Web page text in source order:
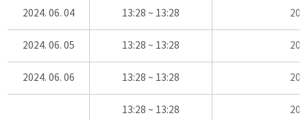
2024. 06. 04 13:28 ~ 13:28
2024. 06. 05 13:28 ~ 13:28
2024. 06. 06 13:28 ~ 13:28
13:28 ~ 13:28